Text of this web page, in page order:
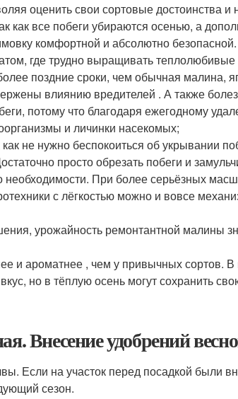
оценить свои сортовые достоинства и
как все побеги убираются осенью, а
комфортной и абсолютно
где трудно выращивать теплолюбивые
поздние сроки, чем обычная малина,
влиянию вредителей . А также
потому что благодаря ежегодному
и личинки насекомых;
не нужно беспокоиться об укрывании
просто обрезать побеги и
необходимости. При более серьёзных
с лёгкостью можно и вовсе
урожайность ремонтантной малины
и ароматнее , чем у привычных сортов.
но в тёплую осень могут сохранить
Внесение удобрений
Если на участок перед посадкой были
сезон.